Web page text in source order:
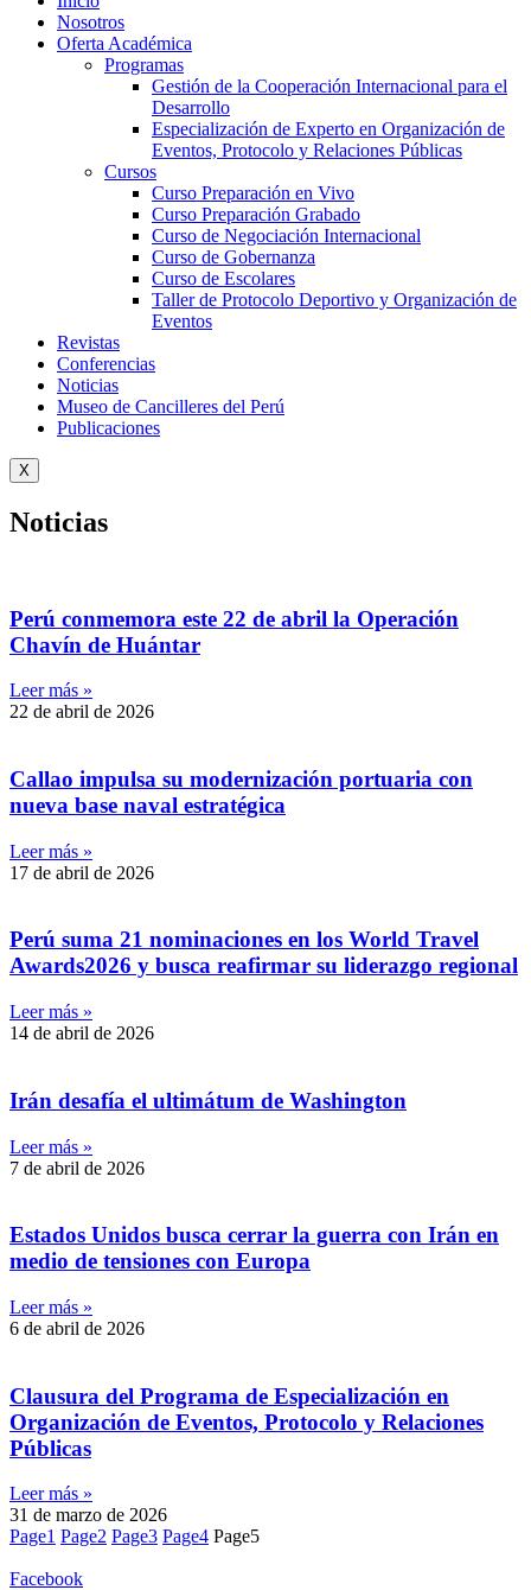
Nosotros
Oferta Académica
Programas
Gestión de la Cooperación Internacional para el
Desarrollo
Especialización de Experto en Organización de
Eventos, Protocolo y Relaciones Públicas
Cursos
Curso Preparación en Vivo
Curso Preparación Grabado
Curso de Negociación Internacional
Curso de Gobernanza
Curso de Escolares
Taller de Protocolo Deportivo y Organización de
Eventos
Revistas
Conferencias
Noticias
Museo de Cancilleres del Perú
Publicaciones
X
Noticias
Perú conmemora este 22 de abril la Operación
Chavín de Huántar
Leer más »
22 de abril de 2026
Callao impulsa su modernización portuaria con
nueva base naval estratégica
Leer más »
17 de abril de 2026
Perú suma 21 nominaciones en los World Travel
Awards2026 y busca reafirmar su liderazgo regional
Leer más »
14 de abril de 2026
Irán desafía el ultimátum de Washington
Leer más »
7 de abril de 2026
Estados Unidos busca cerrar la guerra con Irán en
medio de tensiones con Europa
Leer más »
6 de abril de 2026
Clausura del Programa de Especialización en
Organización de Eventos, Protocolo y Relaciones
Públicas
Leer más »
31 de marzo de 2026
Page1 Page2 Page3 Page4 Page5
Facebook